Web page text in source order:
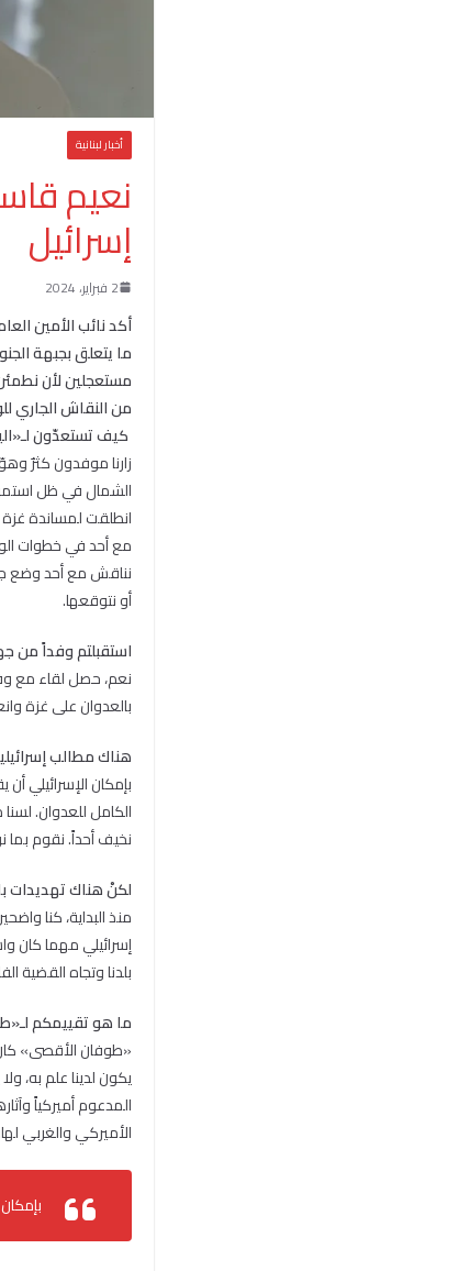
أخبار لبنانية
نعيم
إسرائيل
2 فبراير، 2024
أكد نائب الأمين
ما يتعلق بجبهة
مستعجلين لأن
من النقاش الجاري
كيف تستعدّون
زارنا موفدون كثرٌ
الشمال في ظل
انطلقت لمساندة
مع أحد في خطوات
نناقش مع أحد وضع
أو نتوقعها.
استقبلتم وفداً من
نعم، حصل لقاء مع
بالعدوان على غزة
هناك مطالب
بإمكان الإسرائيلي
الكامل للعدوان.
نخيف أحداً. نقوم بما
لكنْ هناك تهديدات
منذ البداية، كنا
إسرائيلي مهما كان
بلدنا وتجاه القضية
ما هو تقييمكم
«طوفان الأقصى» كان
يكون لدينا علم به،
المدعوم أميركياً
الأميركي والغربي